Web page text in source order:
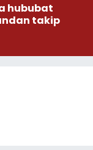
hububat
takip